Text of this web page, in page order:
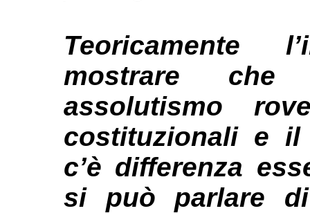
Teoricamente
mostrare
assolutismo
costituzionali e il
c’è differenza
si può parlare